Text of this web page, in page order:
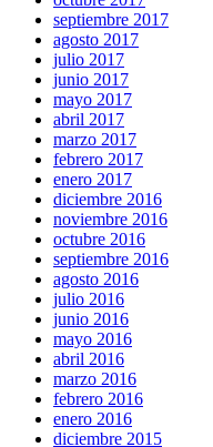
septiembre 2017
agosto 2017
julio 2017
junio 2017
mayo 2017
abril 2017
marzo 2017
febrero 2017
enero 2017
diciembre 2016
noviembre 2016
octubre 2016
septiembre 2016
agosto 2016
julio 2016
junio 2016
mayo 2016
abril 2016
marzo 2016
febrero 2016
enero 2016
diciembre 2015